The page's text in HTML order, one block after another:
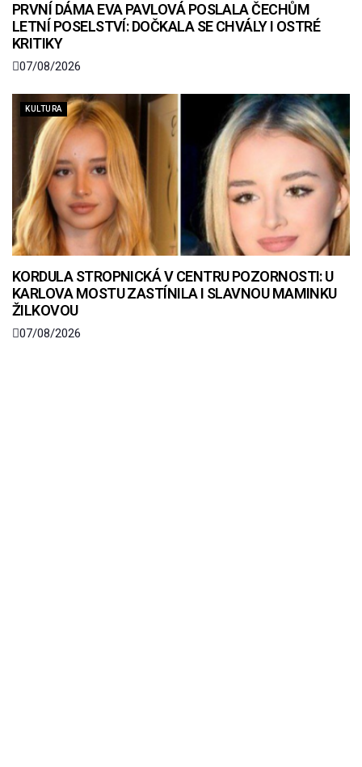
PRVNÍ DÁMA EVA PAVLOVÁ POSLALA ČECHŮM
LETNÍ POSELSTVÍ: DOČKALA SE CHVÁLY I OSTRÉ
KRITIKY
07/08/2026
KULTURA
KORDULA STROPNICKÁ V CENTRU POZORNOSTI: U
KARLOVA MOSTU ZASTÍNILA I SLAVNOU MAMINKU
ŽILKOVOU
07/08/2026